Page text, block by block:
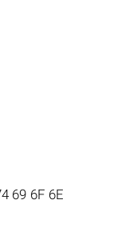
69 6F 6E